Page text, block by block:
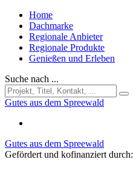
Home
Dachmarke
Regionale Anbieter
Regionale Produkte
Genießen und Erleben
Suche nach ...
Gutes aus dem Spreewald
Gutes aus dem Spreewald
Gefördert und kofinanziert durch: